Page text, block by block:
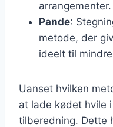
arrangementer.
Pande:
metode, der
ideelt til
Uanset hvilken
at lade kødet hvile
tilberedning. Dette